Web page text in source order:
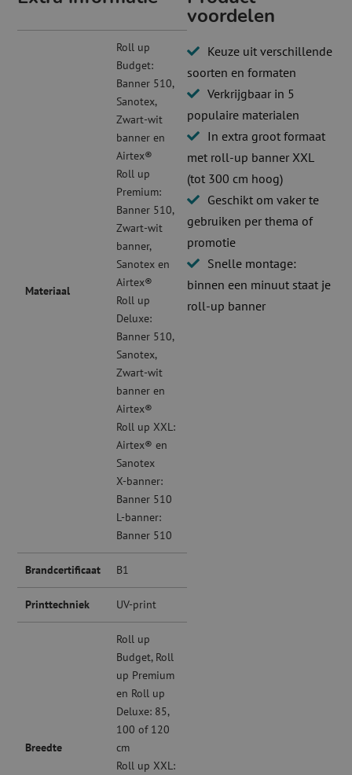
voordelen
Keuze uit verschillende
soorten en formaten
Verkrijgbaar in 5
populaire materialen
In extra groot formaat
met roll-up banner XXL
(tot 300 cm hoog)
Geschikt om vaker te
gebruiken per thema of
promotie
Snelle montage:
binnen een minuut staat je
roll-up banner
Materiaal
Roll up
Budget:
Banner 510,
Sanotex,
Zwart-wit
banner en
Airtex®
Roll up
Premium:
Banner 510,
Zwart-wit
banner,
Sanotex en
Airtex®
Roll up
Deluxe:
Banner 510,
Sanotex,
Zwart-wit
banner en
Airtex®
Roll up XXL:
Airtex® en
Sanotex
X-banner:
Banner 510
L-banner:
Banner 510
Brandcertificaat B1
Printtechniek UV-print
Breedte
Roll up
Budget, Roll
up Premium
en Roll up
Deluxe: 85,
100 of 120
cm
Roll up XXL: